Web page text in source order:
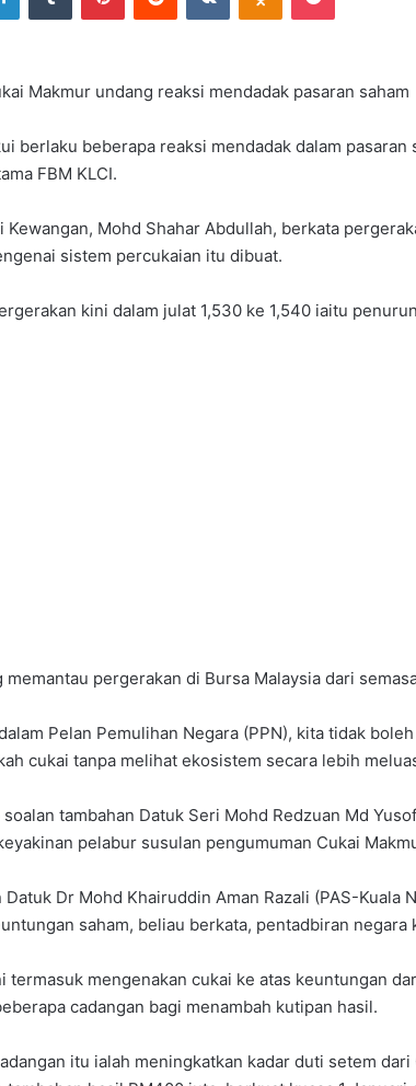
Makmur undang reaksi mendadak pasaran saham
berlaku beberapa reaksi mendadak dalam
FBM KLCI.
Mohd Shahar Abdullah, berkata
sistem percukaian itu dibuat.
kini dalam julat 1,530 ke 1,540 iaitu
memantau pergerakan di Bursa Malaysia dari
Pelan Pemulihan Negara (PPN), kita tidak
cukai tanpa melihat ekosistem secara lebih
tambahan Datuk Seri Mohd Redzuan Md
pelabur susulan pengumuman Cukai
Datuk Dr Mohd Khairuddin Aman Razali (PAS-
saham, beliau berkata, pentadbiran
termasuk mengenakan cukai ke atas keuntungan
cadangan bagi menambah kutipan hasil.
itu ialah meningkatkan kadar duti setem